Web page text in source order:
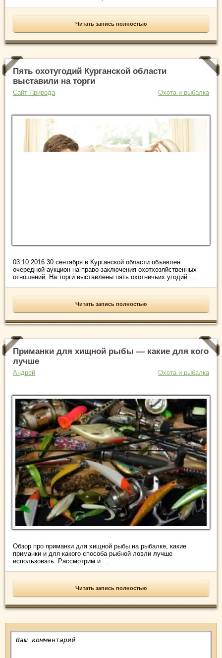
Читать запись полностью
Пять охотугодий Курганской области
выставили на торги
Сайт Природа Охота и рыбалка
03.10.2016 30 сентября в Курганской области объявлен
очередной аукцион на право заключения охотхозяйственных
отношений. На торги выставлены пять охотничьих угодий ...
Читать запись полностью
Приманки для хищной рыбы — какие для кого
лучше
Андрей Охота и рыбалка
Обзор про приманки для хищной рыбы на рыбалке, какие
приманки и для какого способа рыбной ловли лучше
использовать. Рассмотрим и ...
Читать запись полностью